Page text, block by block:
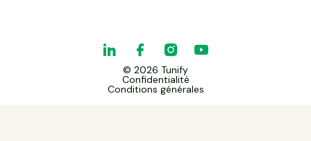
© 2026 Tunify
Confidentialité
Conditions générales